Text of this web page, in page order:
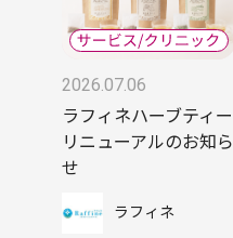
2026.07.06
ラフィネハーブティー
リニューアルのお知ら
せ
ラフィネ